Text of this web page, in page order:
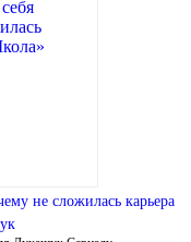
не сложилась карьера